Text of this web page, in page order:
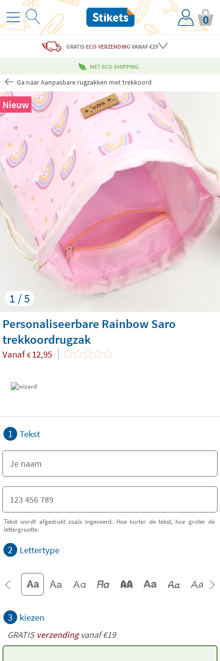
0
GRATIS ECO-VERZENDING VANAF €29
MET ECO-SHIPPING
Ga naar Aanpasbare rugzakken met trekkoord
1 / 5
Nieuw
Personaliseerbare Rainbow Saro
trekkoordrugzak
Vanaf €12,95
1 Tekst
Tekst wordt afgedrukt zoals ingevoerd. Hoe korter de tekst, hoe groter de
lettergrootte.
2 Lettertype
3 kiezen
GRATISverzendingvanaf €19